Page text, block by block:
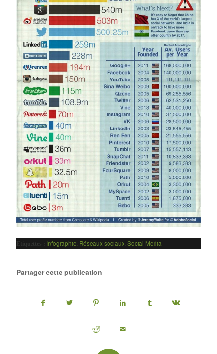
Etiquettes : Infographie, Réseaux sociaux,Social Media
Partager cette publication